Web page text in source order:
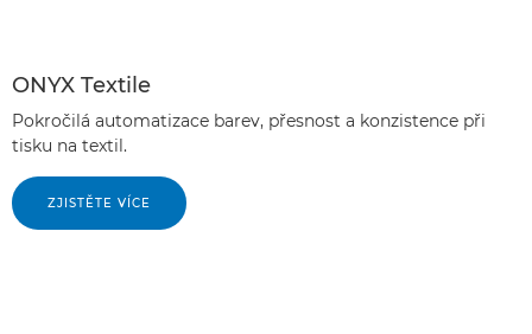
ONYX Textile
Pokročilá automatizace barev, přesnost a konzistence při
tisku na textil.
ZJISTĚTE VÍCE